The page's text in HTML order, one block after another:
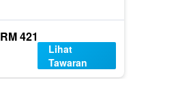
RM 421
Lihat
Tawaran